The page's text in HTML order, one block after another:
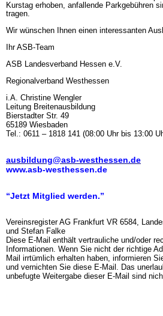
Kurstag erhoben, anfallende Parkgebühren
tragen.
Wir wünschen Ihnen einen interessanten
Ihr ASB-Team
ASB Landesverband Hessen e.V.
Regionalverband Westhessen
i.A. Christine Wengler
Leitung Breitenausbildung
Bierstadter Str. 49
65189 Wiesbaden
Tel.: 0611 – 1818 141 (08:00 Uhr bis 13:00
ausbildung@asb-westhessen.de
www.asb-westhessen.de
“Jetzt Mitglied werden.”
Vereinsregister AG Frankfurt VR 6584,
und Stefan Falke
Diese E-Mail enthält vertrauliche und/oder
Informationen. Wenn Sie nicht der richtige
Mail irrtümlich erhalten haben, informieren
und vernichten Sie diese E-Mail. Das
unbefugte Weitergabe dieser E-Mail sind